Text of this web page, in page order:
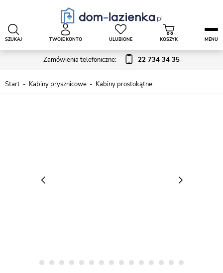
Zamówienia telefoniczne: 22 734 34 35
SZUKAJ TWOJE KONTO ULUBIONE KOSZYK MENU
Start Kabiny prysznicowe Kabiny prostokątne